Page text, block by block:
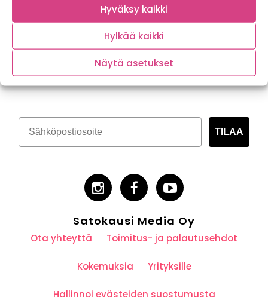
Hyväksy kaikki
Hylkää kaikki
Näytä asetukset
Tilaa kasvispitoinen uutiskirje
TILAA
Satokausi Media Oy
Ota yhteyttä Toimitus- ja palautusehdot
Kokemuksia Yrityksille
Hallinnoi evästeiden suostumusta